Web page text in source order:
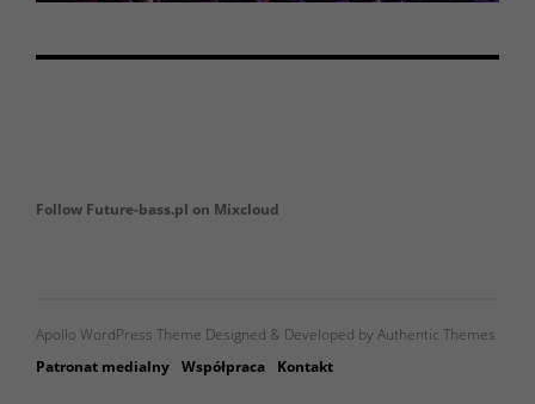
Follow Future-bass.pl on Mixcloud
Apollo WordPress Theme Designed & Developed by Authentic Themes
Patronat medialny Współpraca Kontakt